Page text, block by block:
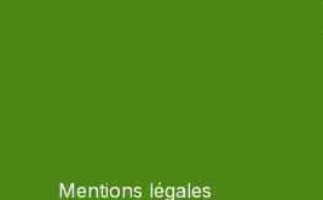
Mentions légales